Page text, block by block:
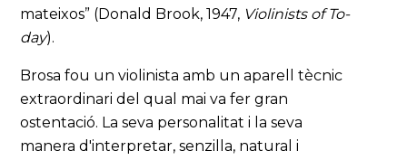
mateixos” (Donald Brook, 1947, Violinists of To-
day).
Brosa fou un violinista amb un aparell tècnic
extraordinari del qual mai va fer gran
ostentació. La seva personalitat i la seva
manera d'interpretar, senzilla, natural i